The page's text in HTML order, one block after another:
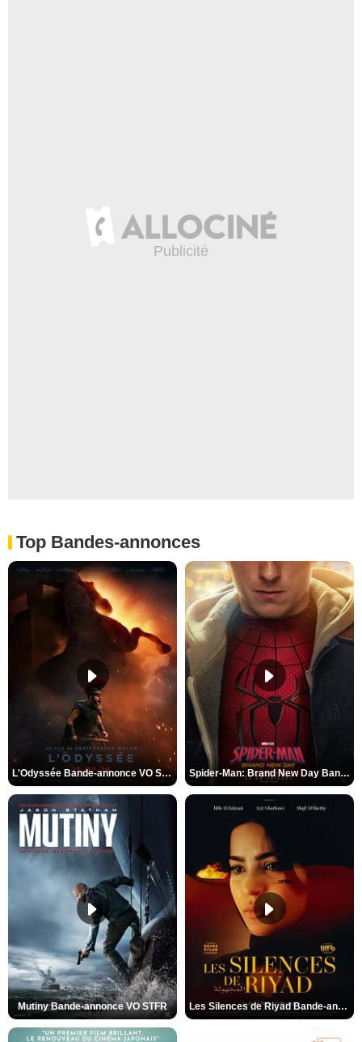
Top Bandes-annonces
L'Odyssée Bande-annonce VO STFR Spider-Man: Brand New Day Bande-annonce VO STFR
Mutiny Bande-annonce VO STFR Les Silences de Riyad Bande-annonce VO STFR